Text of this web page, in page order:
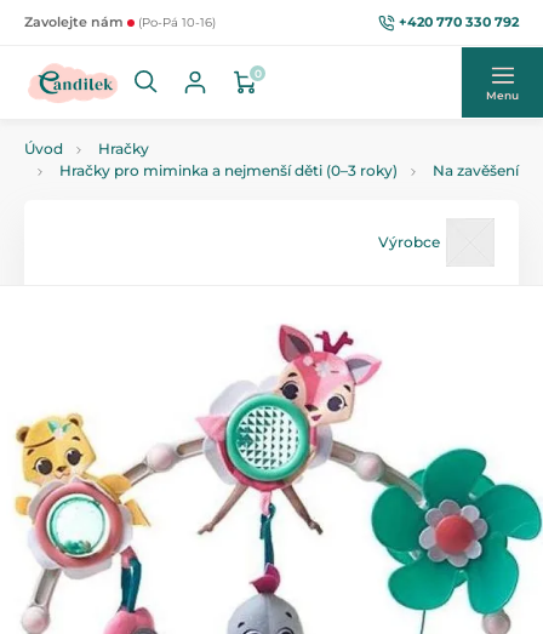
Zavolejte nám (Po-Pá 10-16) +420 770 330 792
0
Menu
Úvod
Hračky
Hračky pro miminka a nejmenší děti (0–3 roky)
Na zavěšení
Výrobce